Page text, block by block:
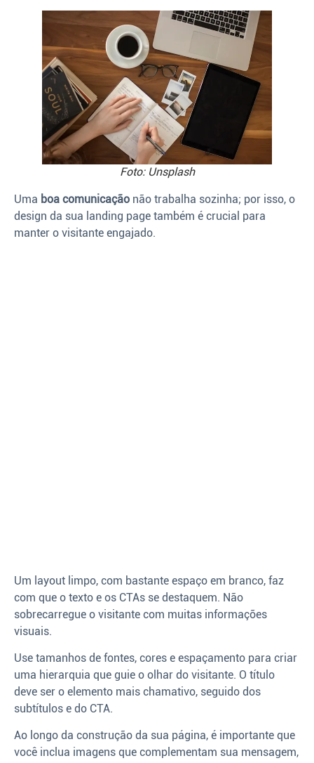
Foto: Unsplash
Uma boa comunicação não trabalha sozinha; por isso, o
design da sua landing page também é crucial para
manter o visitante engajado.
Um layout limpo, com bastante espaço em branco, faz
com que o texto e os CTAs se destaquem. Não
sobrecarregue o visitante com muitas informações
visuais.
Use tamanhos de fontes, cores e espaçamento para criar
uma hierarquia que guie o olhar do visitante. O título
deve ser o elemento mais chamativo, seguido dos
subtítulos e do CTA.
Ao longo da construção da sua página, é importante que
você inclua imagens que complementam sua mensagem,